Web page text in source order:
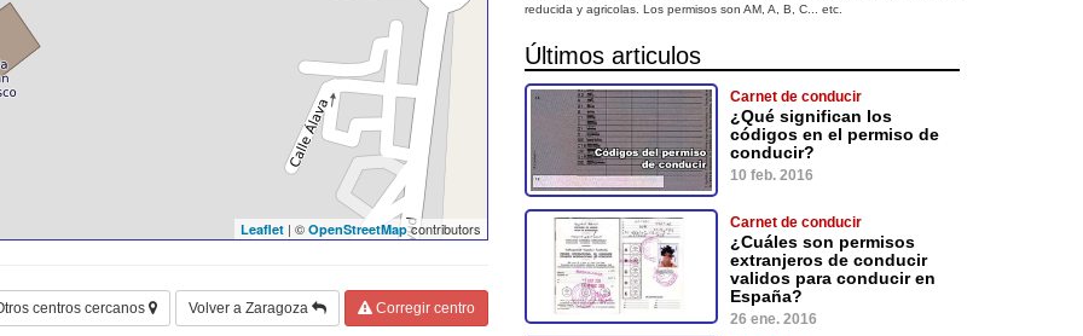
Leaflet | © OpenStreetMapcontributors
centros cercanos Volver a Zaragoza Corregir centro
reducida y agricolas. Los permisos son AM, A, B, C... etc.
Últimos articulos
Carnet de conducir
¿Qué significan los
códigos en el permiso de
conducir?
10 feb. 2016
Carnet de conducir
¿Cuáles son permisos
extranjeros de conducir
validos para conducir en
España?
26 ene. 2016